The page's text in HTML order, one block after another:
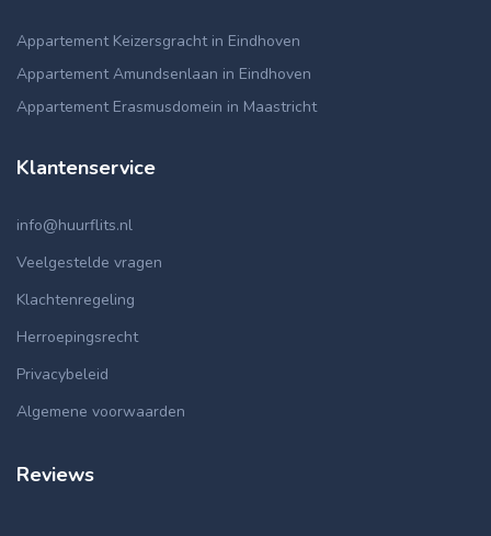
Appartement Keizersgracht in Eindhoven
Appartement Amundsenlaan in Eindhoven
Appartement Erasmusdomein in Maastricht
Klantenservice
info@huurflits.nl
Veelgestelde vragen
Klachtenregeling
Herroepingsrecht
Privacybeleid
Algemene voorwaarden
Reviews